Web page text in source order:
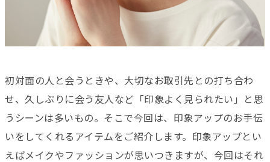
初対面の人と会うときや、大切なお取引先との打ち合わ
せ、久しぶりに会う友人など「印象よく見られたい」と思
うシーンは多いもの。そこで今回は、印象アップのお手伝
いをしてくれるアイテムをご紹介します。印象アップとい
えばメイクやファッションが思いつきますが、今回はそれ